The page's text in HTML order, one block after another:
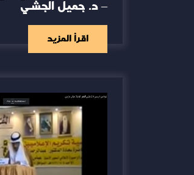
– د. جميل الجشي
اقرأ المزيد